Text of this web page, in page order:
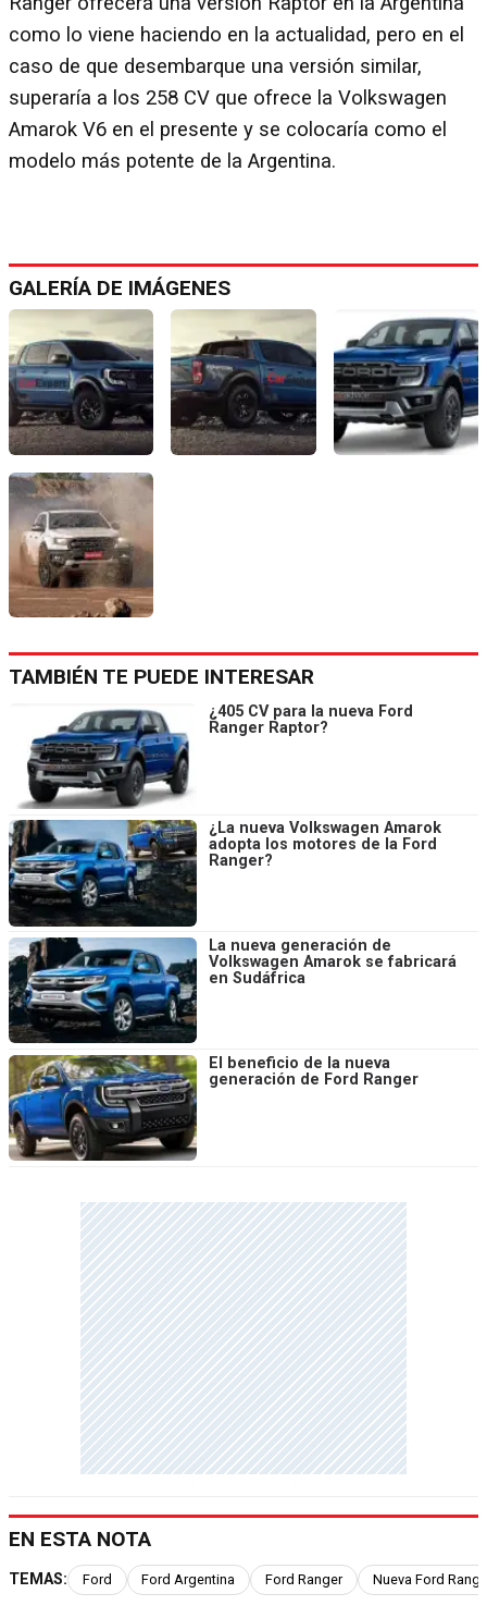
como lo viene haciendo en la actualidad, pero en el
caso de que desembarque una versión similar,
superaría a los 258 CV que ofrece la Volkswagen
Amarok V6 en el presente y se colocaría como el
modelo más potente de la Argentina.
GALERÍA DE IMÁGENES
TAMBIÉN TE PUEDE INTERESAR
¿405 CV para la nueva Ford
Ranger Raptor?
¿La nueva Volkswagen Amarok
adopta los motores de la Ford
Ranger?
La nueva generación de
Volkswagen Amarok se fabricará
en Sudáfrica
El beneficio de la nueva
generación de Ford Ranger
EN ESTA NOTA
TEMAS: Ford Ford Argentina Ford Ranger Nueva Ford